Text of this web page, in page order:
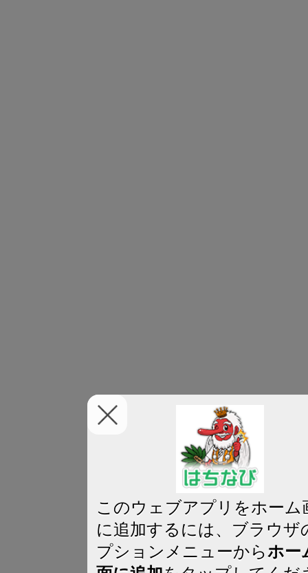
このウェブアプリをホーム
に追加するには、ブラウザ
プションメニューからホー